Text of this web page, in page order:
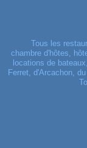
Tous les
chambre d'hôtes,
locations de
Ferret, d'Arcachon,